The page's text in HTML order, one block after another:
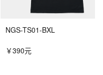
NGS-TS01-BXL
￥390元